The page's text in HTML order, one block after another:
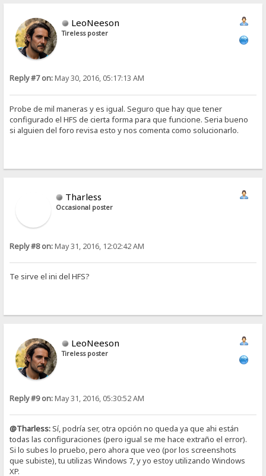
LeoNeeson
Tireless poster
Reply #7 on:May 30, 2016, 05:17:13 AM
Probe de mil maneras y es igual. Seguro que hay que tener
configurado el HFS de cierta forma para que funcione. Seria bueno
si alguien del foro revisa esto y nos comenta como solucionarlo.
Tharless
Occasional poster
Reply #8 on:May 31, 2016, 12:02:42 AM
Te sirve el ini del HFS?
LeoNeeson
Tireless poster
Reply #9 on:May 31, 2016, 05:30:52 AM
@Tharless:Sí, podría ser, otra opción no queda ya que ahi están
todas las configuraciones (pero igual se me hace extraño el error).
Si lo subes lo pruebo, pero ahora que veo (por los screenshots
que subiste), tu utilizas Windows 7, y yo estoy utilizando Windows
XP.